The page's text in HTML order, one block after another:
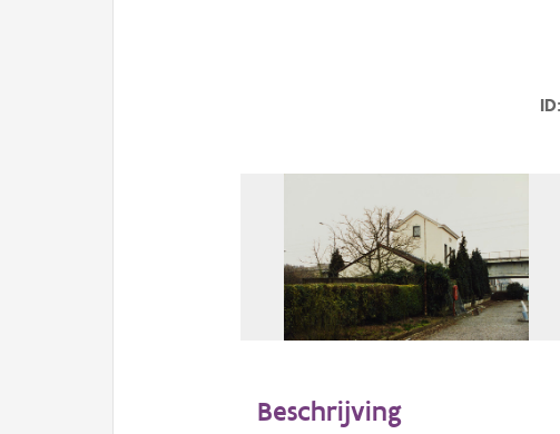
ID
Beschrijving